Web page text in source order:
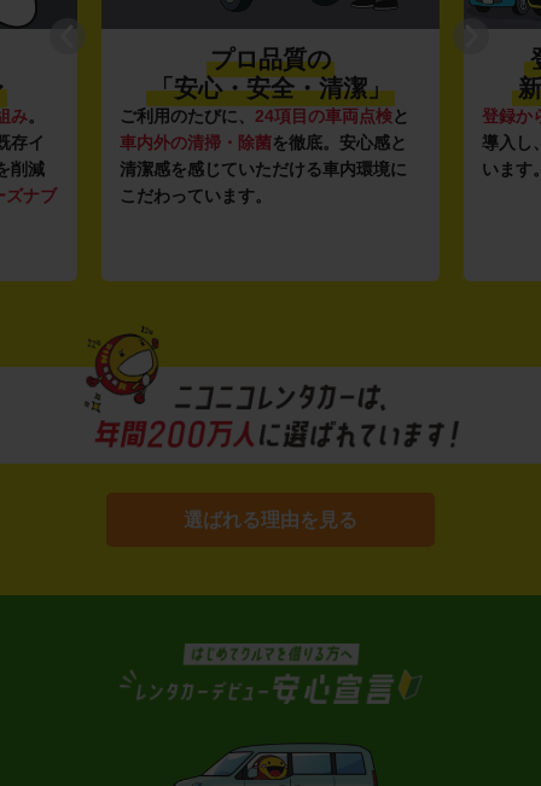
み。
存イ
削減
ズナブ
プロ品質の
「安心・安全・清潔」
ご利用のたびに、 24項目の車両点検と
車内外の清掃・除菌を徹底。安心感と
清潔感を感じていただける車内環境に
こだわっています。
登録か
導入し
います
選ばれる理由を見る